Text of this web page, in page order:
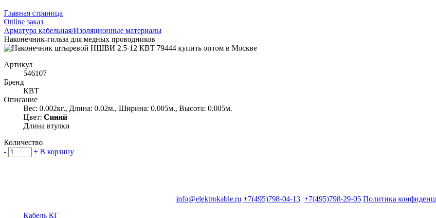
Главная страница
Оnline заказ
Арматура кабельная/Изоляционные материалы
Наконечник-гильза для медных проводников
Артикул
546107
Бренд
КВТ
Описание
Вес: 0.002кг., Длина: 0.02м., Ширина: 0.005м., Высота: 0.005м.
Цвет: Синий
Длина втулки
Количество
-
+ В корзину
info@elektrokable.ru +7(495)798-04-13 +7(495)798-29-05 Политика
Кабель КГ